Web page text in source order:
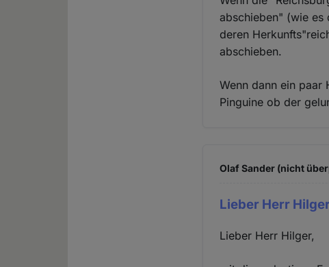
abschieben" (wie es
deren
abschieben.
Wenn dann ein
Pinguine ob der
Olaf Sander (nicht
Lieber Herr
Lieber Herr Hilger,